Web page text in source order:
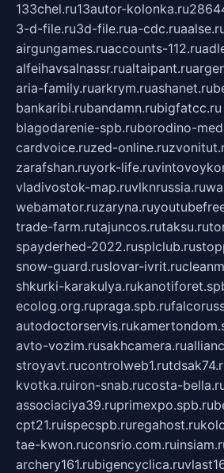
133chel.ru13autor-kolonka.ru
3-d-file.ru3d-file.rua-cdc.ru
airgungames.ruaccounts-112.ru
alfeihavsalnassr.rualtaipant.ru
aria-family.ruarkrym.ruashanet.ru
bankaribi.rubandamn.rubigfatcc.ru
blagodarenie-spb.ruborodino-
cardvoice.ruzed-online.ru
zarafshan.ruyork-life.ru
vladivostok-map.ruvlknrussia.ru
webamator.ruzaryna.ru
trade-farm.rutajuncos.rutaksu.ru
spayderhed-2022.rusplclub.ru
snow-guard.ruslovar-ivrit.ru
shkurki-karakulya.ru
ecolog.org.rupraga.spb.ru
autodoctorservis.ru
avto-vozim.rusakhcamera.ru
stroyavt.rucontrolweb1.ru
kvotka.ruiron-snab.rucosta-
associaciya39.ruprimexpo.spb.ru
cpt21.ruispecspb.ruregahost.ru
tae-kwon.ruconsrio.com.ru
archery161.rubigencyclica.ru